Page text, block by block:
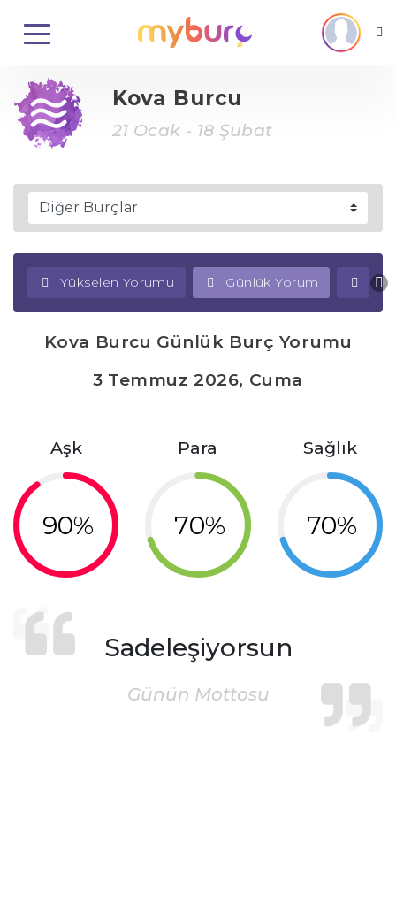
Kova Burcu
21 Ocak - 18 Şubat
Yükselen Yorumu Günlük Yorum
Kova Burcu Günlük Burç Yorumu
3 Temmuz 2026, Cuma
Aşk
90%
Para
70%
Sağlık
70%
Sadeleşiyorsun
Günün Mottosu